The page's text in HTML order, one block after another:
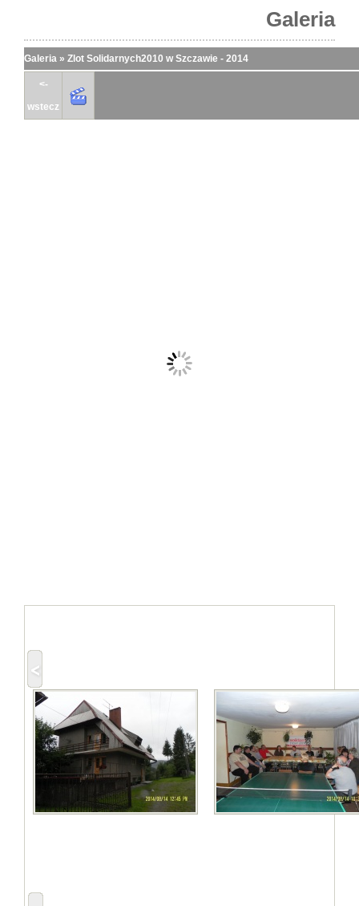
Galeria
Galeria » Zlot Solidarnych2010 w Szczawie - 2014
<-
wstecz